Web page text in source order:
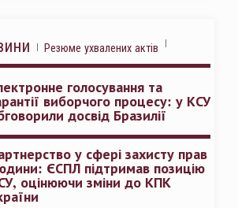
Резюме ухвалених актів
голосування та
виборчого процесу: у КСУ
досвід Бразилії
у сфері захисту прав
ЄСПЛ підтримав позицію
оцінюючи зміни до КПК